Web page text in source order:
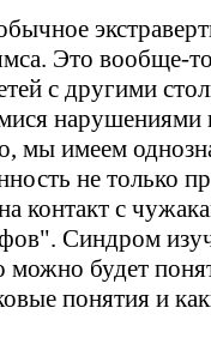
Это вообще-
с другими
нарушениями
мы имеем
не только
контакт с
Синдром
будет
понятия и